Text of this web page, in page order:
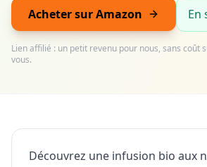
Acheter sur Amazon En
Lien affilié : un petit revenu pour nous, sans coût
vous.
Découvrez une infusion bio aux